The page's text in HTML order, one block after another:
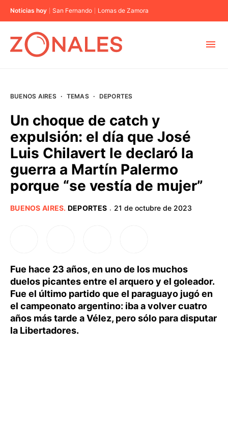
Noticias hoy San Fernando Lomas de Zamora
BUENOS AIRES
PROVINCIAS
BUENOS AIRES · TEMAS · DEPORTES
Un choque de catch y
expulsión: el día que José
Luis Chilavert le declaró la
guerra a Martín Palermo
porque “se vestía de mujer”
BUENOS AIRES. DEPORTES · 21 de octubre de 2023
Fue hace 23 años, en uno de los muchos
duelos picantes entre el arquero y el goleador.
Fue el último partido que el paraguayo jugó en
el campeonato argentino: iba a volver cuatro
años más tarde a Vélez, pero sólo para disputar
la Libertadores.